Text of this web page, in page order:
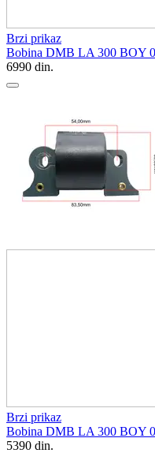
Brzi prikaz
Bobina DMB LA 300 BOY
6990 din.
Brzi prikaz
Bobina DMB LA 300 BOY
5390 din.